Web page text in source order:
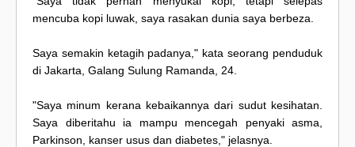
mencuba kopi luwak, saya rasakan dunia saya berbeza.
Saya semakin ketagih padanya," kata seorang penduduk
di Jakarta, Galang Sulung Ramanda, 24.
"Saya minum kerana kebaikannya dari sudut kesihatan.
Saya diberitahu ia mampu mencegah penyaki asma,
Parkinson, kanser usus dan diabetes," jelasnya.